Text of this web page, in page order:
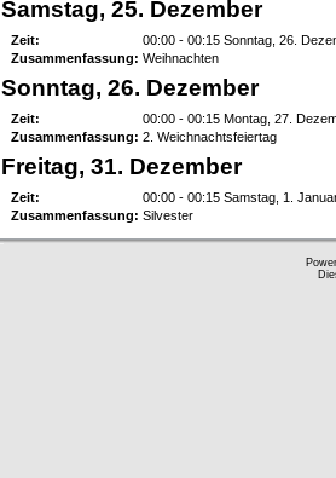
Samstag, 25. Dezember
Zeit:
00:00 - 00:15 Sonntag, 26.
Zusammenfassung: Weihnachten
Sonntag, 26. Dezember
Zeit:
00:00 - 00:15 Montag, 27.
Zusammenfassung: 2. Weichnachtsfeiertag
Freitag, 31. Dezember
Zeit:
00:00 - 00:15 Samstag, 1.
Zusammenfassung: Silvester